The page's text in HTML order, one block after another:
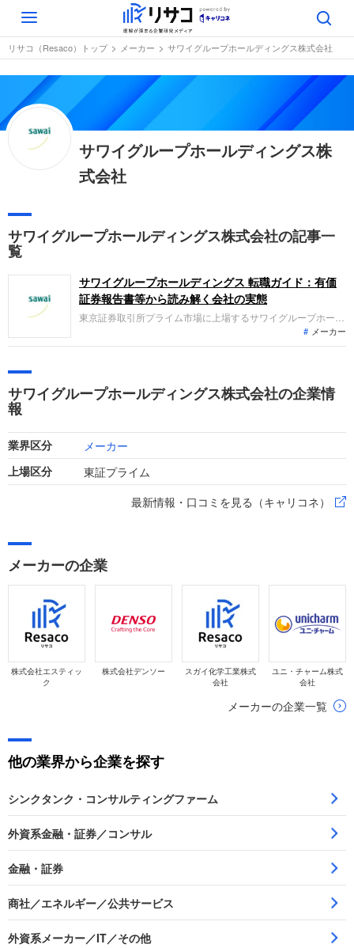
Toggle
navigation
リサコ（Resaco）トップ メーカー サワイグループホールディングス株式会社
サワイグループホールディングス株
式会社
サワイグループホールディングス株式会社の記事一
覧
サワイグループホールディングス 転職ガイド：有価
証券報告書等から読み解く会社の実態
東京証券取引所プライム市場に上場するサワイグループホール
ディングスは、ジェネリック医薬品などの製造および販売を中
核事業として展開しています。直近の業績トレンドとしては、
た。
メーカー
サワイグループホールディングス株式会社の企業情
報
業界区分 メーカー
上場区分
東証プライム
最新情報・口コミを見る（キャリコネ）
メーカーの企業
株式会社エスティッ
ク
株式会社デンソー
スガイ化学工業株式
会社
ユニ・チャーム株式
会社
メーカーの企業一覧
他の業界から企業を探す
シンクタンク・コンサルティングファーム
外資系金融・証券／コンサル
金融・証券
商社／エネルギー／公共サービス
外資系メーカー／IT／その他